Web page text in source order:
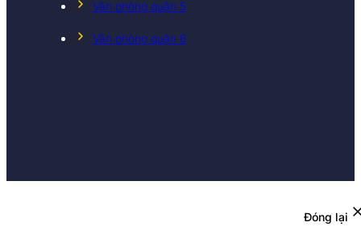
Văn phòng quận 5
Văn phòng quận 6
Đóng lại